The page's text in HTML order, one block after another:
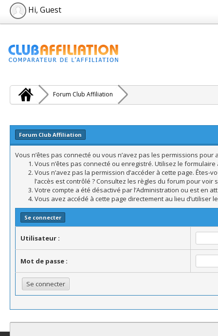
Hi, Guest
Forum Club Affiliation
Forum Club Affiliation
Vous n’êtes pas connecté ou vous n’avez pas les permissions
Vous n’êtes pas connecté ou enregistré. Utilisez le
Vous n’avez pas la permission d’accéder à cette page. Êtes-
l’accès est contrôlé ? Consultez les règles du forum pour
Votre compte a été désactivé par l’Administration ou est en
Vous avez accédé à cette page directement au lieu d’utiliser
Se connecter
Utilisateur :
Mot de passe :